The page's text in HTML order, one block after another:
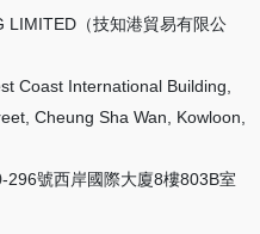
LIMITED（技知港貿易有限公
Coast International Building,
Cheung Sha Wan, Kowloon,
296號西岸國際大廈8樓803B室